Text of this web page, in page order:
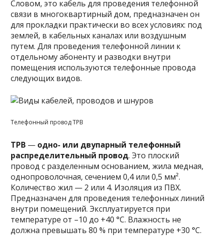
Словом, это кабель для проведения телефонной
связи в многоквартирный дом, предназначен он
для прокладки практически во всех условиях: под
землей, в кабельных каналах или воздушным
путем. Для проведения телефонной линии к
отдельному абоненту и разводки внутри
помещения используются телефонные провода
следующих видов.
Телефонный провод ТРВ
ТРВ — одно- или двупарный телефонный
распределительный провод. Это плоский
провод с разделенным основанием, жила медная,
однопроволочная, сечением 0,4 или 0,5 мм².
Количество жил — 2 или 4. Изоляция из ПВХ.
Предназначен для проведения телефонных линий
внутри помещений. Эксплуатируется при
температуре от –10 до +40 °C. Влажность не
должна превышать 80 % при температуре +30 °C.